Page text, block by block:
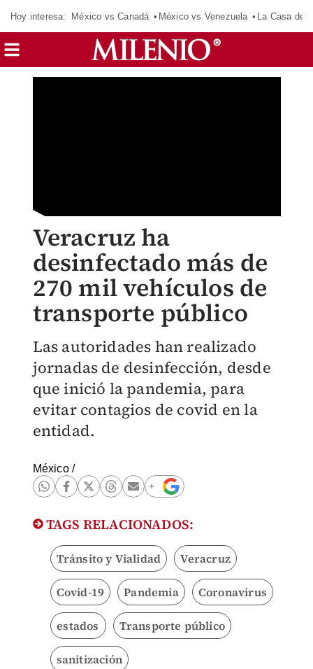
Hoy interesa: México vs Canadá México vs Venezuela La Casa de
Veracruz ha
desinfectado más de
270 mil vehículos de
transporte público
Las autoridades han realizado
jornadas de desinfección, desde
que inició la pandemia, para
evitar contagios de covid en la
entidad.
México/
TAGS RELACIONADOS:
Tránsito y Vialidad Veracruz
Covid-19 Pandemia Coronavirus
estados Transporte público
sanitización